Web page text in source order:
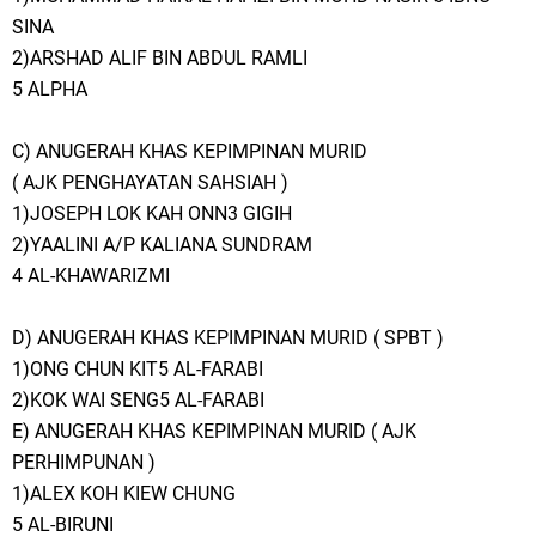
SINA
2)ARSHAD ALIF BIN ABDUL RAMLI
5 ALPHA
C) ANUGERAH KHAS KEPIMPINAN MURID
( AJK PENGHAYATAN SAHSIAH )
1)JOSEPH LOK KAH ONN3 GIGIH
2)YAALINI A/P KALIANA SUNDRAM
4 AL-KHAWARIZMI
D) ANUGERAH KHAS KEPIMPINAN MURID ( SPBT )
1)ONG CHUN KIT5 AL-FARABI
2)KOK WAI SENG5 AL-FARABI
E) ANUGERAH KHAS KEPIMPINAN MURID ( AJK
PERHIMPUNAN )
1)ALEX KOH KIEW CHUNG
5 AL-BIRUNI